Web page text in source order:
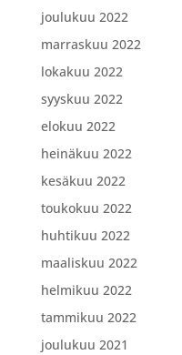
joulukuu 2022
marraskuu 2022
lokakuu 2022
syyskuu 2022
elokuu 2022
heinäkuu 2022
kesäkuu 2022
toukokuu 2022
huhtikuu 2022
maaliskuu 2022
helmikuu 2022
tammikuu 2022
joulukuu 2021